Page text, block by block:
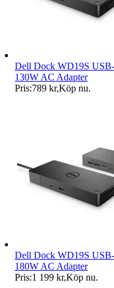
Dell Dock WD19S
130W AC Adapter
Pris:789 kr,Köp nu.
Dell Dock WD19S
180W AC Adapter
Pris:1 199 kr,Köp nu.